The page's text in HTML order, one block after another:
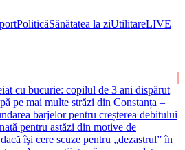
PoliticăSănătatea la ziUtilitareLIVE
cu bucurie: copilul de 3 ani dispărut
pe mai multe străzi din Constanța –
barjelor pentru creșterea debitului
pentru astăzi din motive de
îşi cere scuze pentru „dezastrul” în